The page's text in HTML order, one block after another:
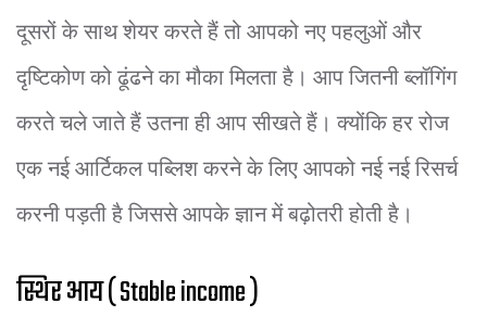
दूसरों के साथ शेयर करते हैं तो आपको नए पहलुओं और
दृष्टिकोण को ढूंढने का मौका मिलता है। आप जितनी ब्लॉगिंग
करते चले जाते हैं उतना ही आप सीखते हैं। क्योंकि हर रोज
एक नई आर्टिकल पब्लिश करने के लिए आपको नई नई रिसर्च
करनी पड़ती है जिससे आपके ज्ञान में बढ़ोतरी होती है।
स्थिर आय ( Stable income )